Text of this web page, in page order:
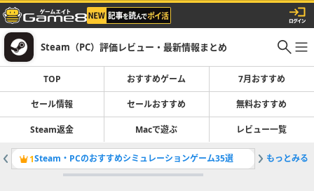
Steam（PC）評価レビュー・最新情報まとめ
TOP おすすめゲーム 7月おすすめ
セール情報 セールおすすめ 無料おすすめ
Steam返金 Macで遊ぶ レビュー一覧
1Steam・PCのおすすめシミュレーションゲーム35選 2開催中
もっとみる